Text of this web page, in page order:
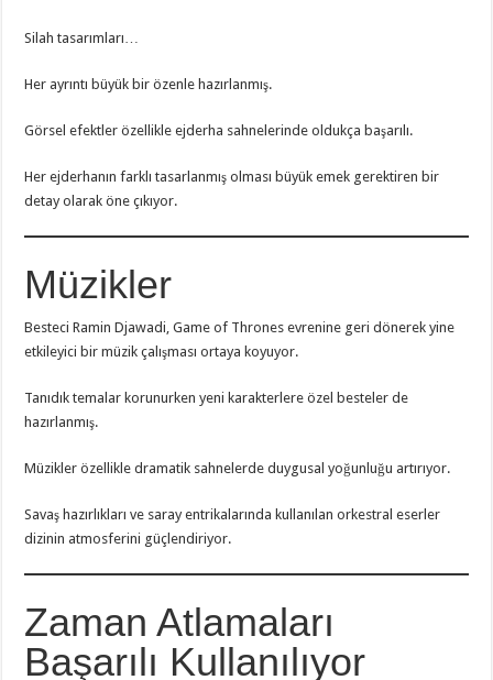
Silah tasarımları…
Her ayrıntı büyük bir özenle hazırlanmış.
Görsel efektler özellikle ejderha sahnelerinde oldukça başarılı.
Her ejderhanın farklı tasarlanmış olması büyük emek gerektiren bir
detay olarak öne çıkıyor.
Müzikler
Besteci Ramin Djawadi, Game of Thrones evrenine geri dönerek yine
etkileyici bir müzik çalışması ortaya koyuyor.
Tanıdık temalar korunurken yeni karakterlere özel besteler de
hazırlanmış.
Müzikler özellikle dramatik sahnelerde duygusal yoğunluğu artırıyor.
Savaş hazırlıkları ve saray entrikalarında kullanılan orkestral eserler
dizinin atmosferini güçlendiriyor.
Zaman Atlamaları
Başarılı Kullanılıyor